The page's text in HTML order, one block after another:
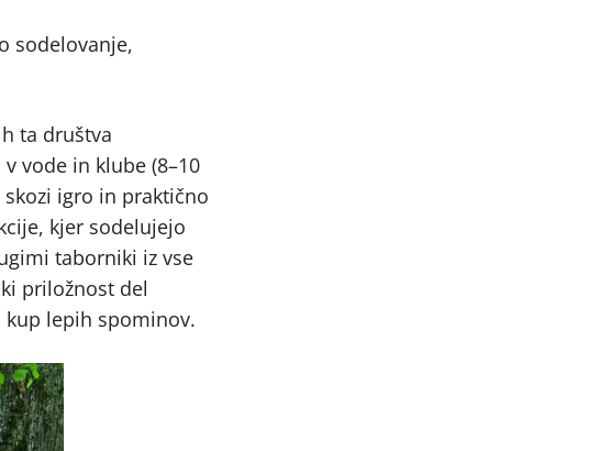
sodelovanje,
ta društva
vode in klube (8–10
igro in praktično
kjer sodelujejo
taborniki iz vse
priložnost del
lepih spominov.